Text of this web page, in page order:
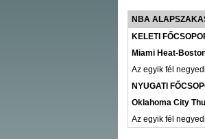
NBA
KELETI
Miami Heat-
Az egyik fél
NYUGATI
Oklahoma City
Az egyik fél